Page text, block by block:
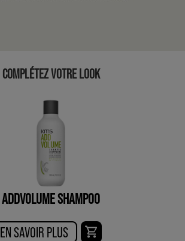
COMPLÉTEZ VOTRE LOOK
ADDVOLUME SHAMPOO
EN SAVOIR PLUS